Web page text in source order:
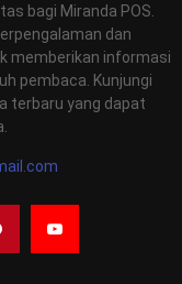
bagi Miranda POS.
dan
memberikan informasi
pembaca. Kunjungi
terbaru yang dapat